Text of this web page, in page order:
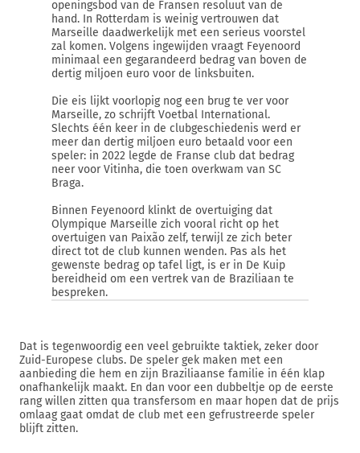
openingsbod van de Fransen resoluut van de
hand. In Rotterdam is weinig vertrouwen dat
Marseille daadwerkelijk met een serieus voorstel
zal komen. Volgens ingewijden vraagt Feyenoord
minimaal een gegarandeerd bedrag van boven de
dertig miljoen euro voor de linksbuiten.
Die eis lijkt voorlopig nog een brug te ver voor
Marseille, zo schrijft Voetbal International.
Slechts één keer in de clubgeschiedenis werd er
meer dan dertig miljoen euro betaald voor een
speler: in 2022 legde de Franse club dat bedrag
neer voor Vitinha, die toen overkwam van SC
Braga.
Binnen Feyenoord klinkt de overtuiging dat
Olympique Marseille zich vooral richt op het
overtuigen van Paixão zelf, terwijl ze zich beter
direct tot de club kunnen wenden. Pas als het
gewenste bedrag op tafel ligt, is er in De Kuip
bereidheid om een vertrek van de Braziliaan te
bespreken.
Dat is tegenwoordig een veel gebruikte taktiek, zeker door
Zuid-Europese clubs. De speler gek maken met een
aanbieding die hem en zijn Braziliaanse familie in één klap
onafhankelijk maakt. En dan voor een dubbeltje op de eerste
rang willen zitten qua transfersom en maar hopen dat de prijs
omlaag gaat omdat de club met een gefrustreerde speler
blijft zitten.